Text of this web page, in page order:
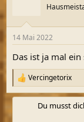
e
:
14 Mai 2022
Das ist ja mal
R
e
a
Vercingetorix
Du musst